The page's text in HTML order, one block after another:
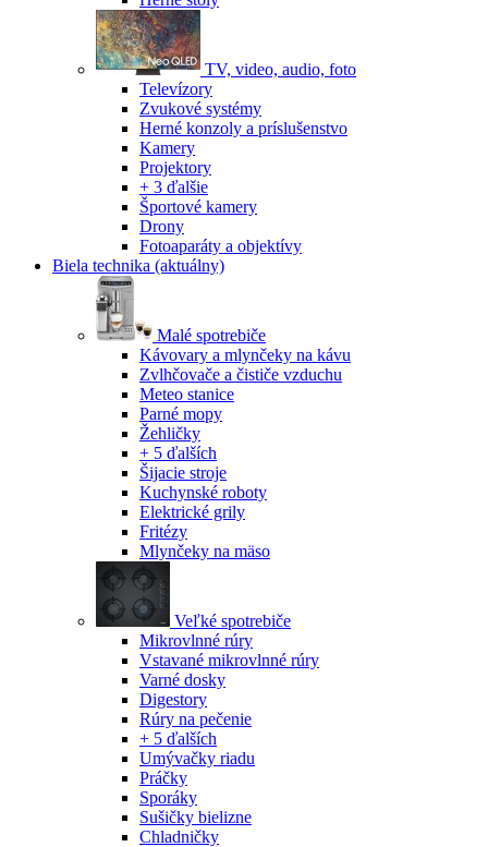
TV, video, audio, foto
Televízory
Zvukové systémy
Herné konzoly a príslušenstvo
Kamery
Projektory
+ 3 ďalšie
Športové kamery
Drony
Fotoaparáty a objektívy
Biela technika (aktuálny)
Malé spotrebiče
Kávovary a mlynčeky na kávu
Zvlhčovače a čističe vzduchu
Meteo stanice
Parné mopy
Žehličky
+ 5 ďalších
Šijacie stroje
Kuchynské roboty
Elektrické grily
Fritézy
Mlynčeky na mäso
Veľké spotrebiče
Mikrovlnné rúry
Vstavané mikrovlnné rúry
Varné dosky
Digestory
Rúry na pečenie
+ 5 ďalších
Umývačky riadu
Práčky
Sporáky
Sušičky bielizne
Chladničky